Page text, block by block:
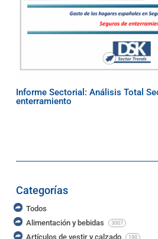
Informe Sectorial: Análisis Total
enterramiento
Categorías
Todos
Alimentación y bebidas
3007
Artículos de vestir y calzado 190